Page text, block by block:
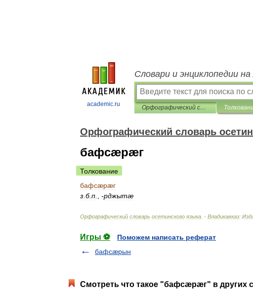
academic.ru
Словари и энциклопедии
Орфографический словарь осетинского языка
Орфографический словарь
бафсæрæг
Толкование
бафсæрæг
з б.п -рджытæ
Орфографический словарь осетинского языка . - Владикавказ:
Игры ⚽
Поможем написать реферат
бафсæрын
Смотреть что такое "бафсæрæг" в других